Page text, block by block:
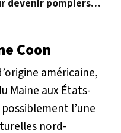
devenir pompiers
Coon
américaine,
Maine aux États-
l’une
nord-